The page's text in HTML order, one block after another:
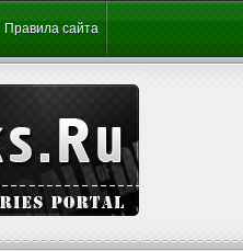
Правила сайта